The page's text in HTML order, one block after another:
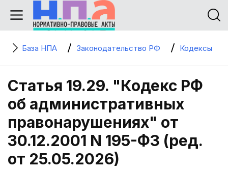
База НПА Законодательство РФ Кодексы
Статья 19.29. "Кодекс РФ
об административных
правонарушениях" от
30.12.2001 N 195-ФЗ (ред.
от 25.05.2026)